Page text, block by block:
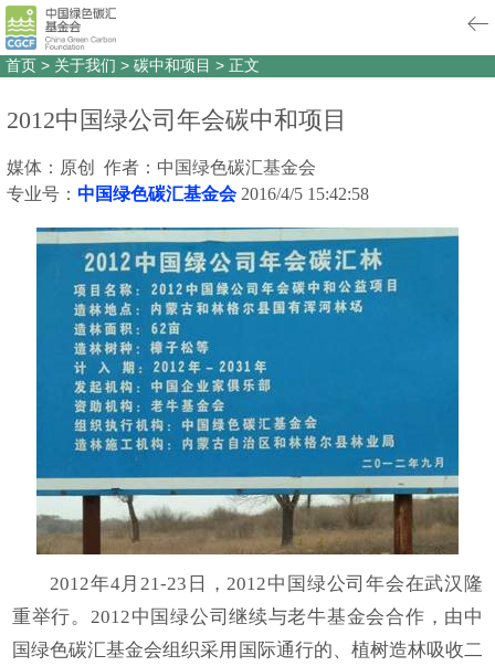
首页 > 关于我们 > 碳中和项目 > 正文
2012中国绿公司年会碳中和项目
媒体：原创 作者：中国绿色碳汇基金会
专业号： 中国绿色碳汇基金会 2016/4/5 15:42:58
2012年4月21-23日，2012中国绿公司年会在武汉隆
重举行。2012中国绿公司继续与老牛基金会合作，由中
国绿色碳汇基金会组织采用国际通行的、植树造林吸收二